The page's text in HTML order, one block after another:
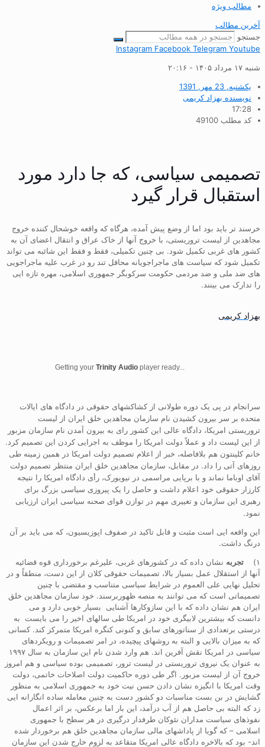
مطالب ویژه
آخرین مطالب
جستجو
Instagram Facebook Telegram Youtube
شنبه ۱۷ مرداد ۱۴۰۵ - ۲۰:۱۶
یکشنبه, 23 مهر, 1391
نویسنده بهزاد کریمی
17:28
کد مطلب 49100
تصمیمی سیاسی، که جا دارد مورد
استقبال قرار گیرد
خرسند تر باید بود اما از وضع پیش آمده، هرگاه که واقعه خوشحال کننده خروج
مجاهدین از لیست تروریستی، با خروج آنها از خاک عراق و انتقال اعضای آن به
کشور های غربی تکمیل شود. بی چنین تکمیلی، فقط و فقط این شائبه می تواند
تکمیل شود که سیاست های ماجراجویانه محافل تند رو در غرب علیه ماجراجویی
های ضد ملی و ضد مردمی حکومت سرکوبگر جمهوری اسلامی، مهره تازه ایی
را تدارک می بینند.
بهزاد کریمی
Getting your Trinity Audio player ready...
سرانجام در پی یک دوره طولانی از کشاکشهای حقوقی در دادگاه های ایالات
متحده بر سر بیرون کشیدن نام سازمان مجاهدین خلق ایران از لیست
تروریستی امریکا، دادگاه عالی این کشور رای به بیرون آمدن نام سازمان مزبور
از این لیست داد و عملاً دولت امریکا را موظف به اجرایی کردن این تصمیم کرد.
خانم کلینتون هم بلافاصله، خبر از اعلام تصمیم دولت امریکا در همین زمینه طی
روزهای آتی را داد. در مقابل، سازمان مجاهدین خلق ایران منتظر تصمیم دولت
آقای اوباما نماند و با برپایی مراسمی در نیویورک، رأی دادگاه امریکا را نتیجه
کارزار حقوقی خود اعلام داشت و حاصل را یک پیروزی سیاسی بزرگ برای
رهبری این سازمان و تغییری مهم در توازن قوای صحنه سیاسی ایران ارزیابی
نمود.
این واقعه ایی است مثبت و قابل تاکید در صفوف اپوزیسیون، که می باید بر آن
درنگ داشت.
۱)
تجربه نشان داده که در کشورهای غربی، علیرغم برخورداری قوه قضائیه
آنها از استقلال عمل بسیار بالا، تصمیمات حقوقی کلان از این دست، منطقاً و در
تحلیل نهایی علی العموم در شرایط سیاسی متناسب و مقتضی با چنین
تصمیماتی است که می توانند به منصه ظهوربرسند. خود سازمان مجاهدین خلق
ایران هم نشان داده که با این سازوکارها آشنایی بسیار خوبی دارد و می
دانست که بیشترین لابیگری خود در امریکا طی سالهای اخیر را می بایست به
درستی برتعدادی از سناتورهای سابق و کنونی کنگره امریکا متمرکز کند. کسانی
که به میزان بالایی و البته به روشهای پیچیده، در امر تصمیمات و رویکردهای
سیاسی در امریکا نقش آفرین اند. هم وارد شدن نام این سازمان به سال ۱۹۹۷
به عنوان یک نیروی تروریستی در لیست ترور، تصمیمی بوده سیاسی و هم امروز
خروج آن از لیست مزبور. اگر طی دوره حاکمیت دولت اصلاحات خاتمی، دولت
وقت امریکا با انگیزه نشان دادن حسن نیت خود به جمهوری اسلامی به منظور
گشایش در بن بست مناسبات دو کشور دست به چنین معامله ساده انگارانه ایی
زد که البته بی حاصل هم از آب درآمد، این بار اما برعکس، بر اثر اعمال
نفوذهای سیاست مداران نئوکان طرفدار درگیری در هر سطح با جمهوری
اسلامی – که گویا از پاداشهای مالی سازمان مجاهدین خلق هم برخوردار شده
اند- بود که بالاخره دادگاه عالی امریکا متقاعد به لزوم خارج شدن این سازمان